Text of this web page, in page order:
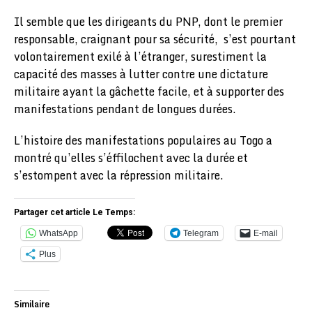
Il semble que les dirigeants du PNP, dont le premier
responsable, craignant pour sa sécurité, s’est pourtant
volontairement exilé à l’étranger, surestiment la
capacité des masses à lutter contre une dictature
militaire ayant la gâchette facile, et à supporter des
manifestations pendant de longues durées.
L’histoire des manifestations populaires au Togo a
montré qu’elles s’éffilochent avec la durée et
s’estompent avec la répression militaire.
Partager cet article Le Temps:
WhatsApp Telegram E-mail
Plus
Similaire